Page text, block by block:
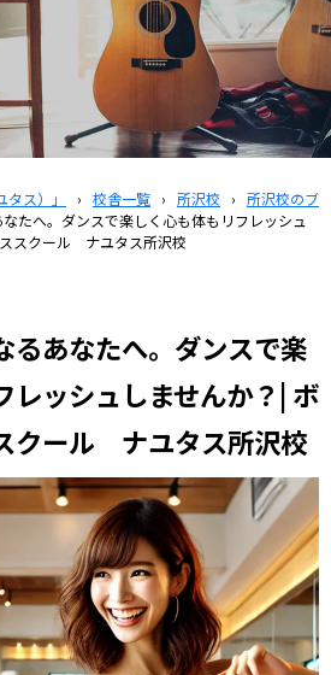
ス）」 › 校舎一覧 › 所沢校 › 所沢校のブ
たへ。ダンスで楽しく心も体もリフレッシュ
スクール ナユタス所沢校
るあなたへ。ダンスで楽
レッシュしませんか？| ボ
クール ナユタス所沢校